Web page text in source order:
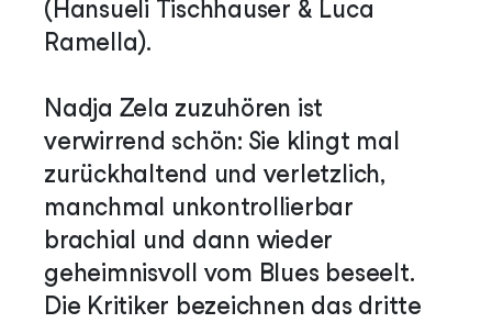
(Hansueli Tischhauser & Luca
Ramella).
Nadja Zela zuzuhören ist
verwirrend schön: Sie klingt mal
zurückhaltend und verletzlich,
manchmal unkontrollierbar
brachial und dann wieder
geheimnisvoll vom Blues beseelt.
Die Kritiker bezeichnen das dritte